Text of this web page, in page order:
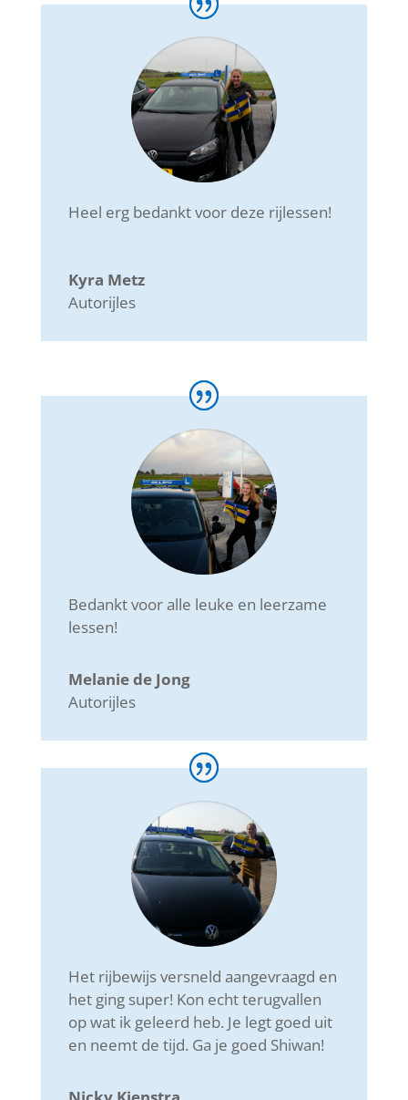
Heel erg bedankt voor deze rijlessen!
Kyra Metz
Autorijles
Bedankt voor alle leuke en leerzame
lessen!
Melanie de Jong
Autorijles
Het rijbewijs versneld aangevraagd en
het ging super! Kon echt terugvallen
op wat ik geleerd heb. Je legt goed uit
en neemt de tijd. Ga je goed Shiwan!